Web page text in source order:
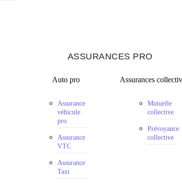
ASSURANCES PRO
Auto pro
Assurance
véhicule
pro
Assurance
VTC
Assurance
Taxi
Assurances
Mutuelle
collective
Prévoyance
collective